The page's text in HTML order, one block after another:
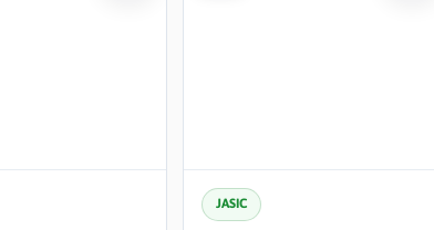
JASIC